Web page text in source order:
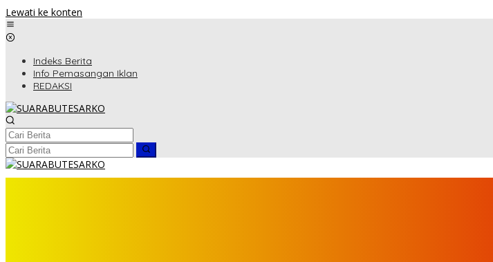
Lewati ke konten
Indeks Berita
Info Pemasangan Iklan
REDAKSI